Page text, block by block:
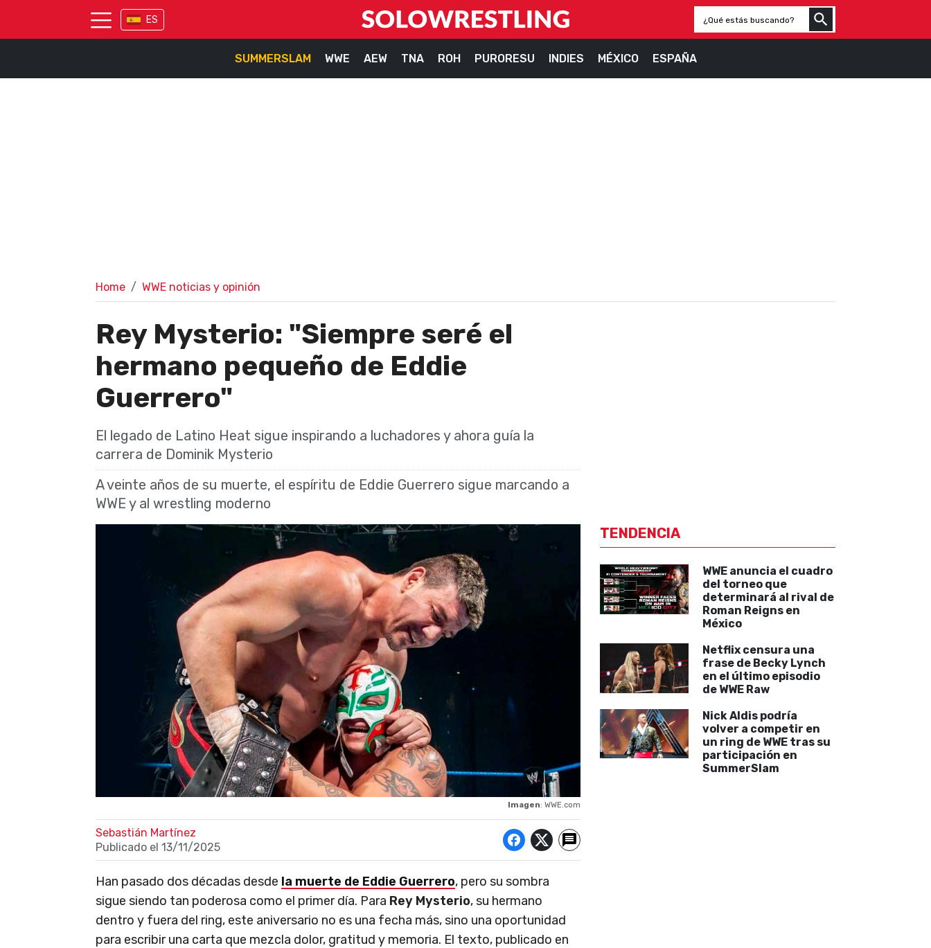
ES
SUMMERSLAM WWE AEW TNA ROH PURORESU INDIES MÉXICO ESPAÑA
Home WWE noticias y opinión
Rey Mysterio: "Siempre seré el
hermano pequeño de Eddie
Guerrero"
El legado de Latino Heat sigue inspirando a luchadores y ahora guía la
carrera de Dominik Mysterio
A veinte años de su muerte, el espíritu de Eddie Guerrero sigue marcando a
WWE y al wrestling moderno
Imagen: WWE.com
Sebastián Martínez
Publicado el 13/11/2025
Han pasado dos décadas desde la muerte de Eddie Guerrero, pero su sombra
sigue siendo tan poderosa como el primer día. Para Rey Mysterio, su hermano
dentro y fuera del ring, este aniversario no es una fecha más, sino una oportunidad
para escribir una carta que mezcla dolor, gratitud y memoria. El texto, publicado en
TENDENCIA
WWE anuncia el cuadro
del torneo que
determinará al rival de
Roman Reigns en
México
Netflix censura una
frase de Becky Lynch
en el último episodio
de WWE Raw
Nick Aldis podría
volver a competir en
un ring de WWE tras su
participación en
SummerSlam